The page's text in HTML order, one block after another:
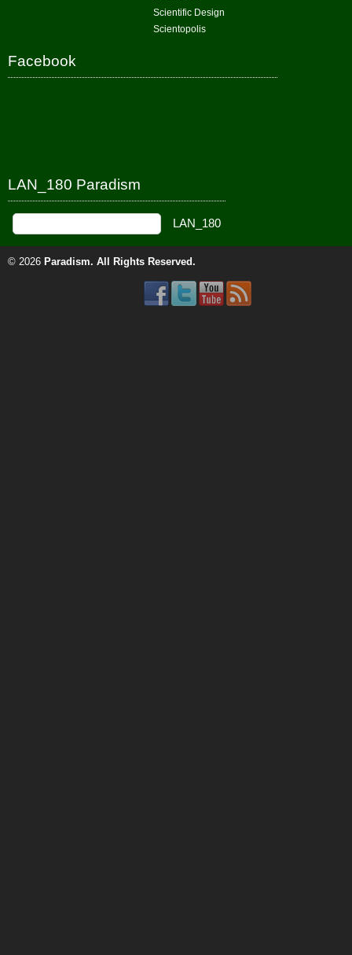
Scientific Design
Scientopolis
Facebook
LAN_180 Paradism
© 2026 Paradism. All Rights Reserved.